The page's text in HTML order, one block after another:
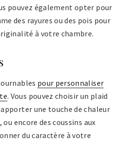
pouvez également opter pour
des rayures ou des pois pour
à votre chambre.
pour personnaliser
. Vous pouvez choisir un plaid
une touche de chaleur
encore des coussins aux
du caractère à votre